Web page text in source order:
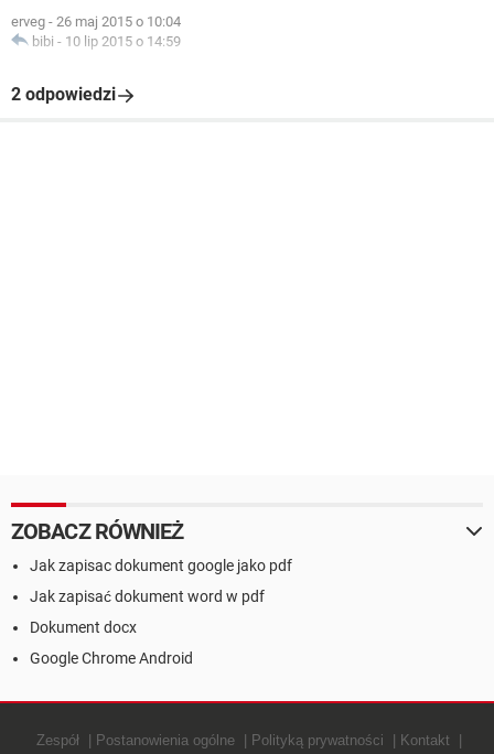
erveg - 26 maj 2015 o 10:04
bibi - 10 lip 2015 o 14:59
2 odpowiedzi
ZOBACZ RÓWNIEŻ
Jak zapisac dokument google jako pdf
Jak zapisać dokument word w pdf
Dokument docx
Google Chrome Android
Zespół Postanowienia ogólne Polityką prywatności Kontakt